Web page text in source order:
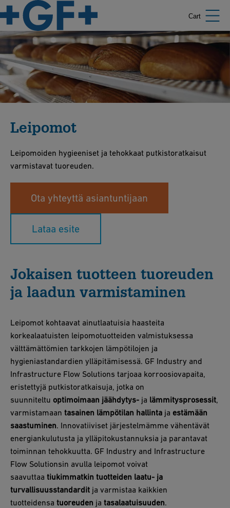
Cart
Leipomot
Leipomoiden hygieeniset ja tehokkaat putkistoratkaisut
varmistavat tuoreuden.
Ota yhteyttä asiantuntijaan
Lataa esite
Jokaisen tuotteen tuoreuden
ja laadun varmistaminen
Leipomot kohtaavat ainutlaatuisia haasteita
korkealaatuisten leipomotuotteiden valmistuksessa
välttämättömien tarkkojen lämpötilojen ja
hygieniastandardien ylläpitämisessä. GF Industry and
Infrastructure Flow Solutions tarjoaa korroosiovapaita,
eristettyjä putkistoratkaisuja, jotka on
suunniteltu optimoimaan jäähdytys- ja lämmitysprosessit,
varmistamaan tasainen lämpötilan hallinta ja estämään
saastuminen. Innovatiiviset järjestelmämme vähentävät
energiankulutusta ja ylläpitokustannuksia ja parantavat
toiminnan tehokkuutta. GF Industry and Infrastructure
Flow Solutionsin avulla leipomot voivat
saavuttaa tiukimmatkin tuotteiden laatu- ja
turvallisuusstandardit ja varmistaa kaikkien
tuotteidensa tuoreuden ja tasalaatuisuuden.